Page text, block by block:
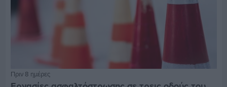
Πριν 8 ημέρες